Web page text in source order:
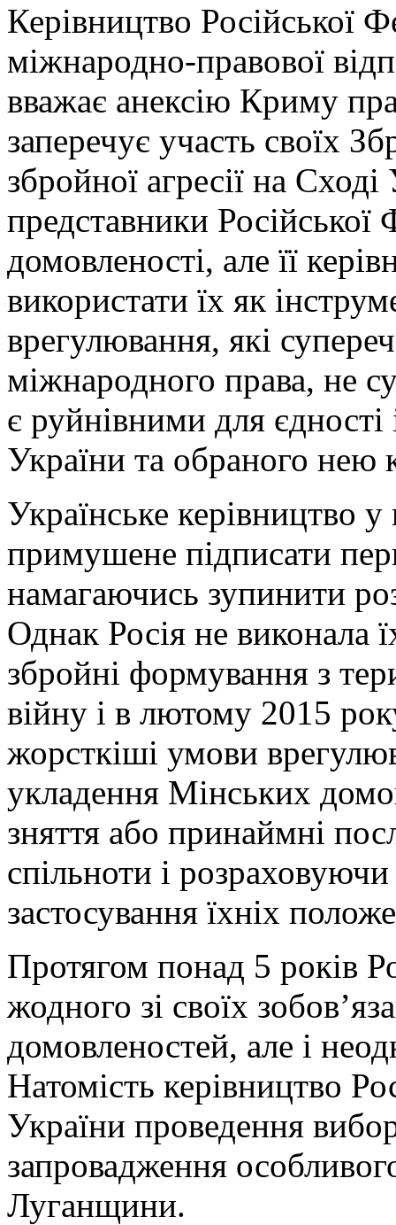
Керівництво Російської
міжнародно-правової
вважає анексію Криму
заперечує участь своїх
збройної агресії на
представники Російської
домовленості, але її
використати їх як
врегулювання, які
міжнародного права, не
є руйнівними для єдності
України та обраного нею
Українське керівництво
примушене підписати
намагаючись зупинити
Однак Росія не виконала
збройні формування з
війну і в лютому 2015
жорсткіші умови
укладення Мінських
зняття або принаймні
спільноти і
застосування їхніх
Протягом понад 5 років
жодного зі своїх
домовленостей, але і
Натомість керівництво
України проведення
запровадження
Луганщини.